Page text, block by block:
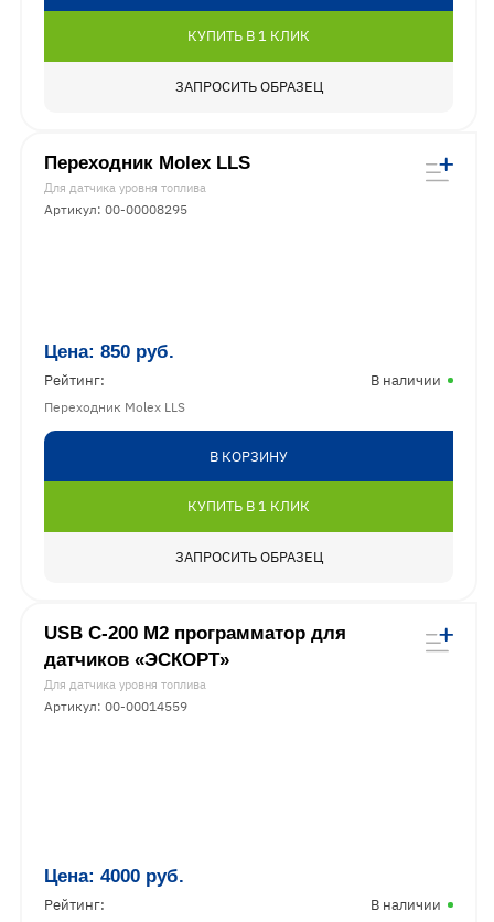
КУПИТЬ В 1 КЛИК
ЗАПРОСИТЬ ОБРАЗЕЦ
Переходник Molex LLS
Для датчика уровня топлива
Артикул: 00-00008295
Цена: 850 руб.
Рейтинг: В наличии
Переходник Molex LLS
В КОРЗИНУ
КУПИТЬ В 1 КЛИК
ЗАПРОСИТЬ ОБРАЗЕЦ
USB C-200 М2 программатор для
датчиков «ЭСКОРТ»
Для датчика уровня топлива
Артикул: 00-00014559
Цена: 4000 руб.
Рейтинг: В наличии